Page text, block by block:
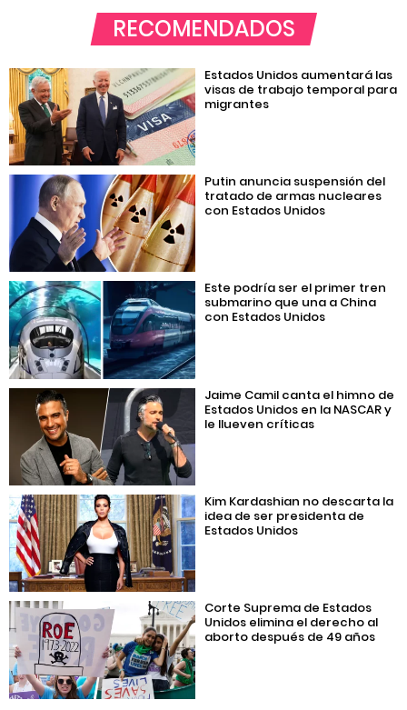
RECOMENDADOS
Estados Unidos aumentará las
visas de trabajo temporal para
migrantes
Putin anuncia suspensión del
tratado de armas nucleares
con Estados Unidos
Este podría ser el primer tren
submarino que una a China
con Estados Unidos
Jaime Camil canta el himno de
Estados Unidos en la NASCAR y
le llueven críticas
Kim Kardashian no descarta la
idea de ser presidenta de
Estados Unidos
Corte Suprema de Estados
Unidos elimina el derecho al
aborto después de 49 años